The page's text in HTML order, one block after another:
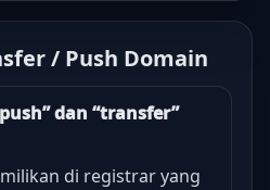
/ Push Domain
dan “transfer”
di registrar yang